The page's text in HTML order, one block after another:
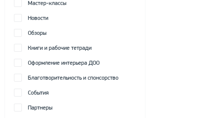
Мастер-классы
Новости
Обзоры
Книги и рабочие тетради
Оформление интерьера ДОО
Благотворительность и спонсорство
События
Партнеры